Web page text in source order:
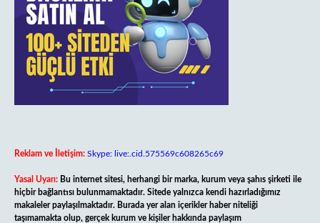
Reklam ve İletişim: Skype: live:.cid.575569c608265c69
Yasal Uyarı: Bu internet sitesi, herhangi bir marka, kurum veya şahıs şirketi ile
hiçbir bağlantısı bulunmamaktadır. Sitede yalnızca kendi hazırladığımız
makaleler paylaşılmaktadır. Burada yer alan içerikler haber niteliği
taşımamakta olup, gerçek kurum ve kişiler hakkında paylaşım